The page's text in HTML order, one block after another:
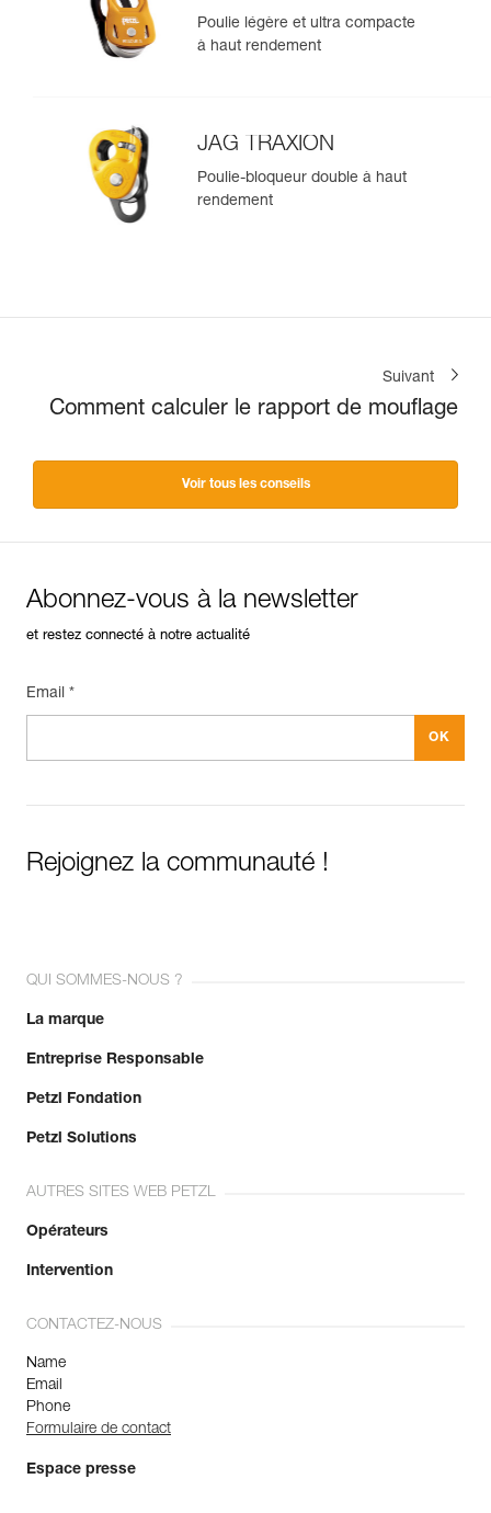
Poulie légère et ultra compacte
à haut rendement
JAG TRAXION
Poulie-bloqueur double à haut
rendement
Suivant
Comment calculer le rapport de mouflage
Voir tous les conseils
Abonnez-vous à la newsletter
et restez connecté à notre actualité
Email *
Rejoignez la communauté !
QUI SOMMES-NOUS ?
La marque
Entreprise Responsable
Petzl Fondation
Petzl Solutions
AUTRES SITES WEB PETZL
Opérateurs
Intervention
CONTACTEZ-NOUS
Name
Email
Phone
Formulaire de contact
Espace presse